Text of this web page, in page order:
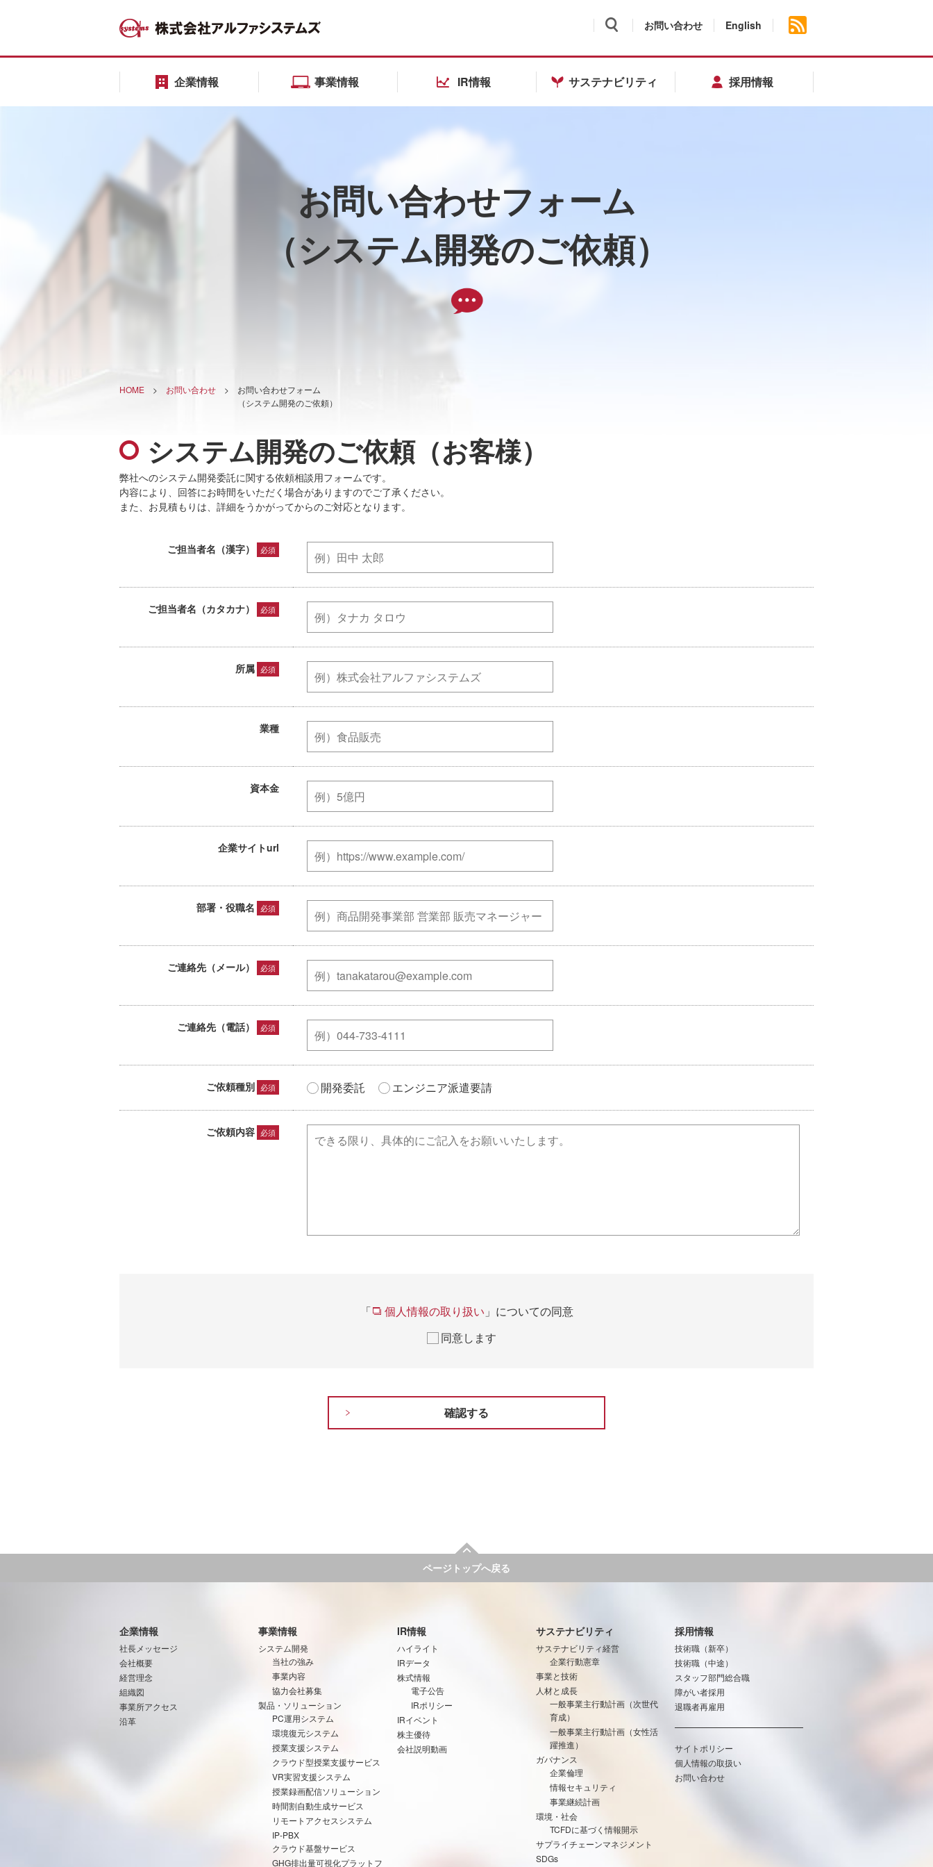
お問い合わせ English
企業情報 事業情報 IR情報 サステナビリティ 採用情報
お問い合わせフォーム
（システム開発のご依頼）
HOME > お問い合わせ > お問い合わせフォーム
（システム開発のご依頼）
システム開発のご依頼（お客様）
弊社へのシステム開発委託に関する依頼相談用フォームです。
内容により、回答にお時間をいただく場合がありますのでご了承ください。
また、お見積もりは、詳細をうかがってからのご対応となります。
ご担当者名（漢字） 必須
ご担当者名（カタカナ） 必須
所属 必須
業種
資本金
企業サイトurl
部署・役職名 必須
ご連絡先（メール） 必須
ご連絡先（電話） 必須
ご依頼種別 必須 開発委託 エンジニア派遣要請
ご依頼内容 必須
「 個人情報の取り扱い 」についての同意
同意します
ページトップへ戻る
企業情報
社長メッセージ
会社概要
経営理念
組織図
事業所アクセス
沿革
事業情報
システム開発
当社の強み
事業内容
協力会社募集
製品・ソリューション
PC運用システム
環境復元システム
授業支援システム
クラウド型授業支援サービス
VR実習支援システム
授業録画配信ソリューション
時間割自動生成サービス
リモートアクセスシステム
IP-PBX
クラウド基盤サービス
GHG排出量可視化プラットフ
IR情報
ハイライト
IRデータ
株式情報
電子公告
IRポリシー
IRイベント
株主優待
会社説明動画
サステナビリティ
サステナビリティ経営
企業行動憲章
事業と技術
人材と成長
一般事業主行動計画（次世代
育成）
一般事業主行動計画（女性活
躍推進）
ガバナンス
企業倫理
情報セキュリティ
事業継続計画
環境・社会
TCFDに基づく情報開示
サプライチェーンマネジメント
SDGs
採用情報
技術職（新卒）
技術職（中途）
スタッフ部門総合職
障がい者採用
退職者再雇用
サイトポリシー
個人情報の取扱い
お問い合わせ